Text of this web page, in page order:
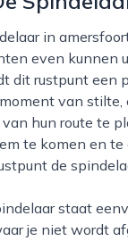
even kunnen
dit rustpunt een
van stilte,
hun route te
te komen en
de
je niet wordt